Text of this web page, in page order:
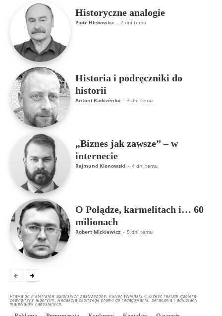
Historyczne analogie
Piotr Hlebowicz - 2 dni temu
Historia i podręczniki do
historii
Antoni Radczenko - 3 dni temu
„Biznes jak zawsze” – w
internecie
Rajmund Klonowski - 4 dni temu
O Połądze, karmelitach i… 60
milionach
Robert Mickiewicz - 5 dni temu
Prawa do materiałów autorskich zastrzeżone. Kurier Wileński © Część reklam dobiera
zewnętrzny algorytm. Redakcja zastrzega prawo do redagowania, skracania i adiustacji
materiałów nadesłanych.